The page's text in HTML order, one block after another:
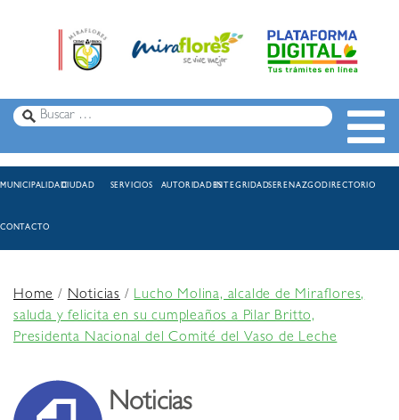
MUNICIPALIDADCIUDAD SERVICIOS AUTORIDADESINTEGRIDADSERENAZGODIRECTORIO
CONTACTO
Home/Noticias /Lucho Molina, alcalde de Miraflores,
saluda y felicita en su cumpleaños a Pilar Britto,
Presidenta Nacional del Comité del Vaso de Leche
Noticias